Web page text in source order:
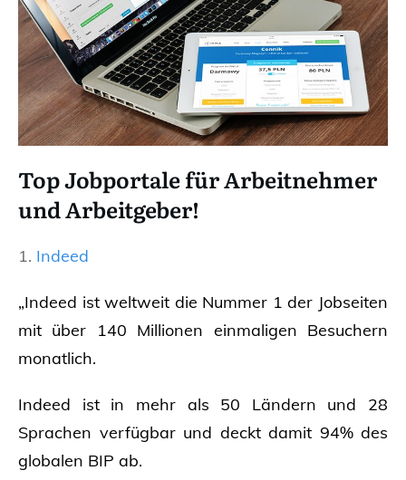
Top Jobportale für Arbeitnehmer
und Arbeitgeber!
1. Indeed
„Indeed ist weltweit die Nummer 1 der Jobseiten
mit über 140 Millionen einmaligen Besuchern
monatlich.
Indeed ist in mehr als 50 Ländern und 28
Sprachen verfügbar und deckt damit 94% des
globalen BIP ab.